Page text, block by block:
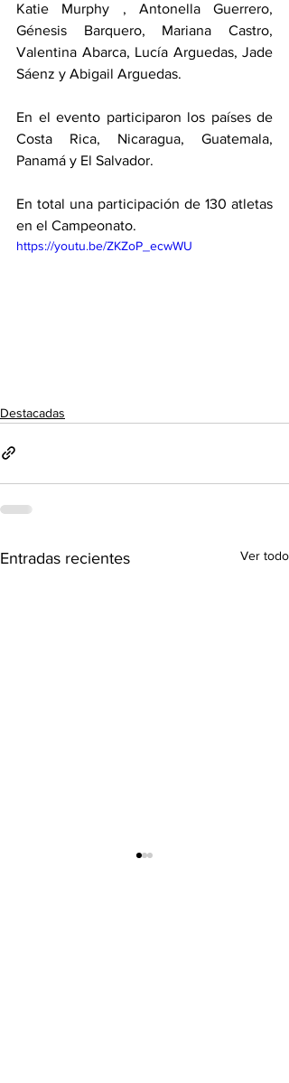
Katie Murphy , Antonella Guerrero,
Génesis Barquero, Mariana Castro,
Valentina Abarca, Lucía Arguedas, Jade
Sáenz y Abigail Arguedas.
En el evento participaron los países de
Costa Rica, Nicaragua, Guatemala,
Panamá y El Salvador.
En total una participación de 130 atletas
en el Campeonato.
https://youtu.be/ZKZoP_ecwWU
Destacadas
Entradas recientes Ver todo